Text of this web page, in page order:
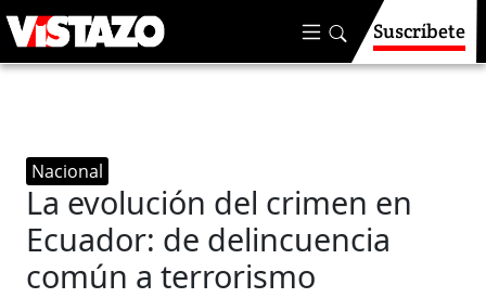
Suscríbete
Nacional
La evolución del crimen en
Ecuador: de delincuencia
común a terrorismo